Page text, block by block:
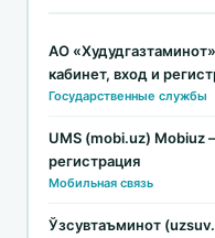
АО
кабинет, вход и
Государственные службы
UMS (mobi.uz) Mobiuz
регистрация
Мобильная связь
Ўзсувтаъминот